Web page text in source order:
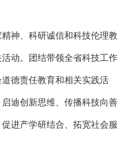
精神、科研诚信和科技伦理教
动。团结带领全省科技工作
德责任教育和相关实践活
迪创新思维、传播科技向善
进产学研结合、拓宽社会服